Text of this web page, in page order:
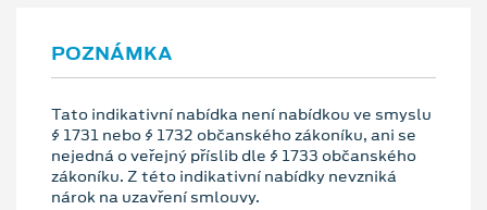
POZNÁMKA
Tato indikativní nabídka není nabídkou ve smyslu
§ 1731 nebo § 1732 občanského zákoníku, ani se
nejedná o veřejný příslib dle § 1733 občanského
zákoníku. Z této indikativní nabídky nevzniká
nárok na uzavření smlouvy.